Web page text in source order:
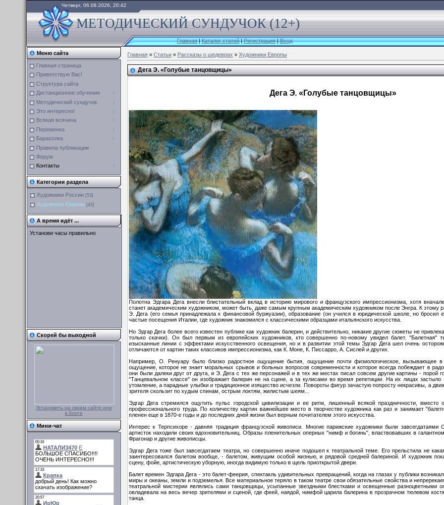
Четверг, 06.08.2026, 20:42
МЕТОДИЧЕСКИЙ СУНДУЧОК (12+)
Главная|Каталог статей|Регистрация|Вход
Меню сайта
Главная страница
Приветствую Вас!
Структура сайта
Дистанционное обучение
Методический сундучок
Это интересно!
Всякая всячина
Переменка
Барахолка
Правила публикации
Форум
Контакты
Категории раздела
Художники России [53]
Художники Европы [43]
А время идёт ...
Установи часы правильно
Скорей бы выходной
Установить на своем сайте или
в блоге
Мини-чат
Главная»Статьи»Рассказы о шедеврах»Художники Европы
Дега Э. «Голубые танцовщицы»
Дега Э. «Голубые танцовщицы»
Полотна Эдгара Дега внесли блистательный вклад в историю мирового и французского импрессионизма, хотя
станет академическим художником, может быть, даже самым крупным академическим художником после Энгра. К этому
Э. Дега (его семья принадлежала к финансовой буржуазии), образование (он учился в юридической школе, но
частые посещения Италии, где художник знакомился с классическими образцами итальянского искусства.
Но Эдгар Дега более всего известен публике как художник балерин, и действительно, никакие другие сюжеты не
только скачки). Он был первым из европейских художников, кто совершенно по-новому увидел балет. "Балетная"
изысканные линии с эффектами искусственного освещения, но и в развитии этой темы Эдгар Дега шел очень
отличаются от картин таких классиков импрессионизма, как К. Моне, К. Писсарро, А. Сислей и других.
Например, О. Ренуару было близко радостное ощущение бытия, ощущение почти физиологическое, вызывающее в
ощущение, которое не знает моральных срывов и больных вопросов современности и которое всегда побеждает в
они были далеки друг от друга, и Э. Дега с тех же персонажей и в тех же местах писал совсем другие картины - порой
"Танцевальном классе" он изображает балерин не на сцене, а за кулисами во время репетиции. На их лицах
утомление, а парадные улыбки и традиционное изящество исчезли. Повороты фигур зачастую попросту некрасивы, а
зрителя скользит по худым спинам, острым локтям, жилистым шеям...
Эдгар Дега стремился ощутить пульс городской цивилизации и ее ритм, лишенный всякой праздничности, вместо
профессионального труда. По количеству картин важнейшее место в творчестве художника как раз и занимает
пленен еще в 1870-е годы и до последних дней жизни был верным почитателем этого искусства.
Интерес к Терпсихоре - давняя традиция французской живописи. Многие парижские художники были
артисток находили своих вдохновительниц. Образы пленительных оперных "нимф и богинь", властвовавших в
Фрагонар и другие живописцы.
Эдгар Дега тоже был завсегдатаем театра, но совершенно иначе подошел к театральной теме. Его прельстила не
заинтересовался балетом вообще, - балетом, живущим особой жизнью, и рядовой средней балериной. И художник
сцену, фойе, артистическую уборную, иногда видимую только в щель приоткрытой двери.
Балет времен Эдгара Дега - это балет-феерия, спектакль удивительных превращений, когда на глазах у публики
миры и океаны, земли и подземелья. Все материальное теряло в таком театре свои обязательные свойства и
театральной мистерии являлись сами танцовщицы, усыпанные звездными блестками и освещенные разноцветными
овладевала на весь вечер зрителями и сценой, где феей, наядой, нимфой царила балерина в прозрачном тюлевом
танца.